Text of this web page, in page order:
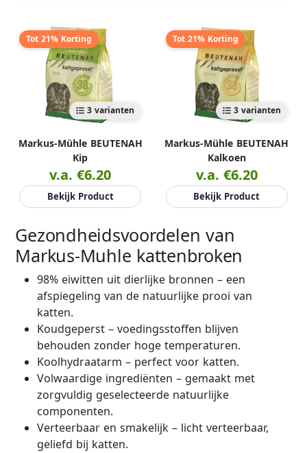
Tot 21% Korting
3 varianten
Markus-Mühle BEUTENAH
Kip
v.a. €6.20
Bekijk Product
Tot 21% Korting
3 varianten
Markus-Mühle BEUTENAH
Kalkoen
v.a. €6.20
Bekijk Product
Gezondheidsvoordelen van
Markus-Muhle kattenbroken
98% eiwitten uit dierlijke bronnen – een
afspiegeling van de natuurlijke prooi van
katten.
Koudgeperst – voedingsstoffen blijven
behouden zonder hoge temperaturen.
Koolhydraatarm – perfect voor katten.
Volwaardige ingrediënten – gemaakt met
zorgvuldig geselecteerde natuurlijke
componenten.
Verteerbaar en smakelijk – licht verteerbaar,
geliefd bij katten.